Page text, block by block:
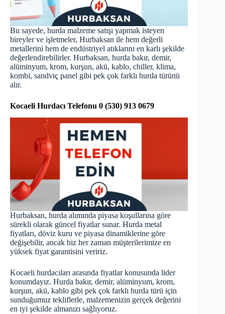
Bu sayede, hurda malzeme satışı yapmak isteyen
bireyler ve işletmeler, Hurbaksan ile hem değerli
metallerini hem de endüstriyel atıklarını en karlı şekilde
değerlendirebilirler. Hurbaksan, hurda bakır, demir,
alüminyum, krom, kurşun, akü, kablo, chiller, klima,
kombi, sandviç panel gibi pek çok farklı hurda türünü
alır.
Kocaeli Hurdacı Telefonu 0 (530) 913 0679
Hurbaksan, hurda alımında piyasa koşullarına göre
sürekli olarak güncel fiyatlar sunar. Hurda metal
fiyatları, döviz kuru ve piyasa dinamiklerine göre
değişebilir, ancak biz her zaman müşterilerimize en
yüksek fiyat garantisini veririz.
Kocaeli hurdacıları arasında fiyatlar konusunda lider
konumdayız. Hurda bakır, demir, alüminyum, krom,
kurşun, akü, kablo gibi pek çok farklı hurda türü için
sunduğumuz tekliflerle, malzemenizin gerçek değerini
en iyi şekilde almanızı sağlıyoruz.